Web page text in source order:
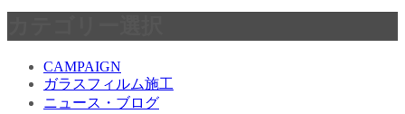
CAMPAIGN
ガラスフィルム施工
ニュース・ブログ